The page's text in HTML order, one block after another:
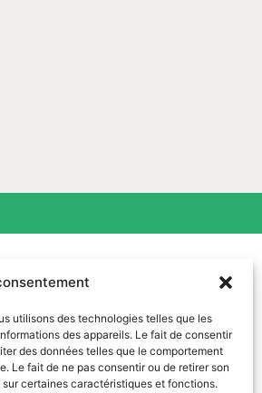
utilisons des technologies telles que les
des appareils. Le fait de consentir
des données telles que le comportement
Le fait de ne pas consentir ou de retirer son
certaines caractéristiques et fonctions.